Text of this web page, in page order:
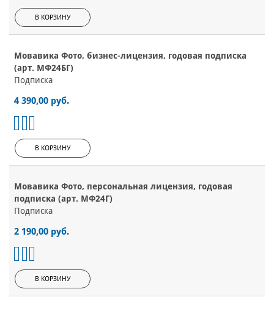
В КОРЗИНУ
Мовавика Фото, бизнес-лицензия, годовая подписка
(арт. МФ24БГ)
Подписка
4 390,00 руб.
В КОРЗИНУ
Мовавика Фото, персональная лицензия, годовая
подписка (арт. МФ24Г)
Подписка
2 190,00 руб.
В КОРЗИНУ